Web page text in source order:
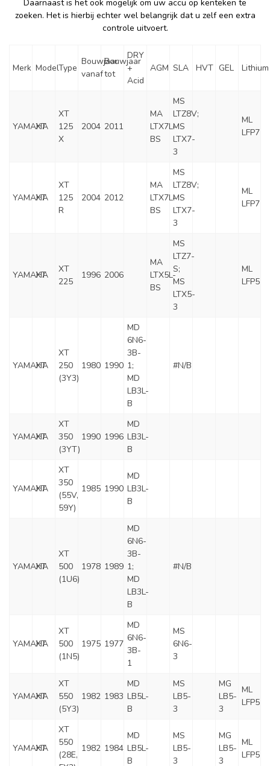
Daarnaast is het ook mogelijk om uw accu op kenteken te
zoeken. Het is hierbij echter wel belangrijk dat u zelf een extra
controle uitvoert.
Merk ModelType
Bouwjaar
vanaf
Bouwjaar
tot
DRY
+
Acid
AGM SLA HVT GEL Lithium
YAMAHA
XT
XT
125
X
2004 2011
MA
LTX7L-
BS
MS
LTZ8V;
MS
LTX7-
3
ML
LFP7
YAMAHA
XT
XT
125
R
2004 2012
MA
LTX7L-
BS
MS
LTZ8V;
MS
LTX7-
3
ML
LFP7
YAMAHA
XT
XT
225
1996 2006
MA
LTX5L-
BS
MS
LTZ7-
S;
MS
LTX5-
3
ML
LFP5
YAMAHA
XT
XT
250
(3Y3)
1980 1990
MD
6N6-
3B-
1;
MD
LB3L-
B
#N/B
YAMAHA
XT
XT
350
(3YT)
1990 1996
MD
LB3L-
B
YAMAHA
XT
XT
350
(55V,
59Y)
1985 1990
MD
LB3L-
B
YAMAHA
XT
XT
500
(1U6)
1978 1989
MD
6N6-
3B-
1;
MD
LB3L-
B
#N/B
YAMAHA
XT
XT
500
(1N5)
1975 1977
MD
6N6-
3B-
1
MS
6N6-
3
YAMAHA
XT
XT
550
(5Y3)
1982 1983
MD
LB5L-
B
MS
LB5-
3
MG
LB5-
3
ML
LFP5
YAMAHA
XT
XT
550
(28E,
1982 1984
MD
LB5L-
B
MS
LB5-
3
MG
LB5-
3
ML
LFP5